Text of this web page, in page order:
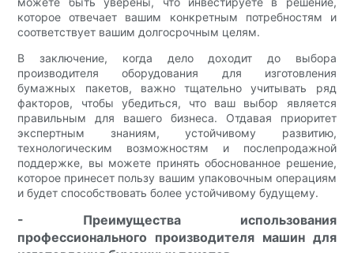
которое отвечает вашим конкретным потребностям и
соответствует вашим долгосрочным целям.
В заключение, когда дело доходит до выбора
производителя оборудования для изготовления
бумажных пакетов, важно тщательно учитывать ряд
факторов, чтобы убедиться, что ваш выбор является
правильным для вашего бизнеса. Отдавая приоритет
экспертным знаниям, устойчивому развитию,
технологическим возможностям и послепродажной
поддержке, вы можете принять обоснованное решение,
которое принесет пользу вашим упаковочным операциям
и будет способствовать более устойчивому будущему.
- Преимущества использования
профессионального производителя машин для